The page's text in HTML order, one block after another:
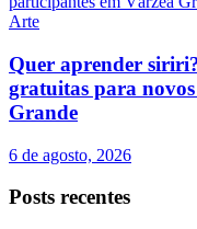
Arte
Quer aprender
gratuitas para
Grande
6 de agosto, 2026
Posts recentes